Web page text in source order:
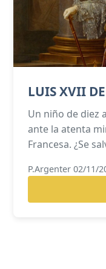
LUIS XVII
Un niño de diez
ante la atenta
Francesa. ¿Se
P.Argenter 02/11/